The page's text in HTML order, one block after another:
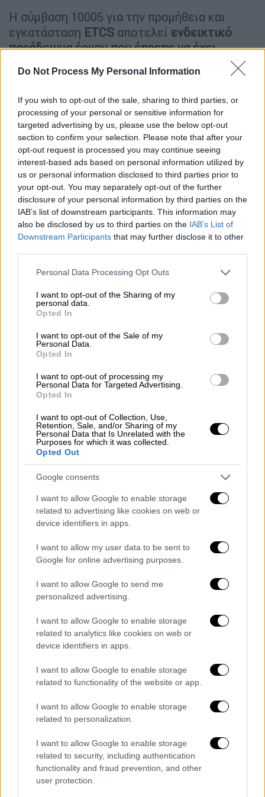
Do Not Process My Personal Information
If you wish to opt-out of the sale, sharing to third parties, or
processing of your personal or sensitive information for
targeted advertising by us, please use the below opt-out
section to confirm your selection. Please note that after your
opt-out request is processed you may continue seeing
interest-based ads based on personal information utilized by
us or personal information disclosed to third parties prior to
your opt-out. You may separately opt-out of the further
disclosure of your personal information by third parties on the
IAB’s list of downstream participants. This information may
also be disclosed by us to third parties on the IAB’s List of
Downstream Participants that may further disclose it to other
Please note that this website/app uses one or more Google
not limited to your visit or usage behaviour. You may click to
grant or deny consent to Google and its third-party tags to
use your data for below specified purposes in below Google
consent section.
Personal Data Processing Opt Outs
I want to opt-out of the Sharing of my
personal data.
Opted In
I want to opt-out of the Sale of my
Personal Data.
Opted In
I want to opt-out of processing my
Personal Data for Targeted Advertising.
Opted In
I want to opt-out of Collection, Use,
Retention, Sale, and/or Sharing of my
Personal Data that Is Unrelated with the
Purposes for which it was collected.
Opted Out
Google consents
I want to allow Google to enable storage
related to advertising like cookies on web or
device identifiers in apps.
I want to allow my user data to be sent to
Google for online advertising purposes.
I want to allow Google to send me
personalized advertising.
I want to allow Google to enable storage
related to analytics like cookies on web or
device identifiers in apps.
I want to allow Google to enable storage
related to functionality of the website or app.
I want to allow Google to enable storage
related to personalization.
I want to allow Google to enable storage
related to security, including authentication
functionality and fraud prevention, and other
user protection.
Η σύμβαση 10005 για την προμήθεια και
εγκατάσταση ETCS αποτελεί ενδεικτικό
παράδειγμα έργου που έπρεπε να έχει
διαρκών παρατάσεων των αρχικών
χρονοδιαγραμμάτων συνεχίζεται ακόμα και
σήμερα.Το συγχρηματοδοτούμενο έργο
χρηματοδοτήθηκε αρχικά στο πλαίσιο του Γ’
ΚΠΣ, στη συνέχεια από το ΕΣΠΑ 2007-2013,
ενώ σήμερα η χρηματοδότηση συνεχίζεται
στο πλαίσιο του ΕΣΠΑ 2014-2020 και από
εθνικούς πόρους του Προγράμματος
Δημοσίων Επενδύσεων.
Συνολικά, για τησηματοδότησηκαι
τηλεδιοίκησητου ΠΑΘΕ/Π διατέθηκαν από
το ΕΣΠΑ2014-2020 80 εκ. €(57,4 εκ. €
κοινοτικών πόρων) και για το επίμαχο τμήμα
Επιπλέον, συνολικοί δημόσιοι πόροι ύψους
περίπου 500 εκ. € (260 εκ. € κοινοτικών
πόρων από το CEF) διατέθηκαν από το 2015
για την κατασκευή νέας διπλής
συστήματα σηματοδότησης και ελέγχου στο
τμήμα Τιθορέα – Λιανοκλάδι – Δομοκό.
Σύμφωνα με τον προ διετίας σχεδιασμό -
χρονοδιαγράμματα του οποίου έχουν ήδη
‘ολισθήσει’- μέχρι τις αρχές του 2023
αναμενόταν να έχει ολοκληρωθεί η νέα διπλή
σιδηροδρομική γραμμή υψηλών ταχυτήτων
στο τμήμα Αθήνα - Θεσσαλονίκη, μήκους 476
km. με ηλεκτροκίνηση, και αναβαθμισμένα
συστήματα σηματοδότησης και
τηλεδιοίκησης (ERTMS), με εξαίρεση το
υποτμήμα ΣΚΑ-Οινόη μήκους 52 km.
Στον συγκεκριμένο άξονα, ήδη
αμφίδρομης σηματοδότησης με
τηλεδιοίκηση στην παρατρόχια υποδομή, το
δολιοφθορών,έχει ανάγκη ανάταξης σε
πολλά τμήματα ακόμα και σήμερα, ενώ
ουσιαστικά δεν τέθηκε ποτέ σε λειτουργία/
εκμετάλλευση σε κανένα τμήμα γραμμής,
λόγω μη ολοκλήρωσης των απαραίτητων
κανονιστικών διαδικασιών (δοκιμών,
πιστοποιήσεων κλπ.).
Αλλά και το εποχούμενο υποσύστημα που